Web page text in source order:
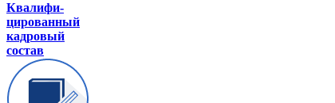
Квалифи-
цированный
кадровый
состав